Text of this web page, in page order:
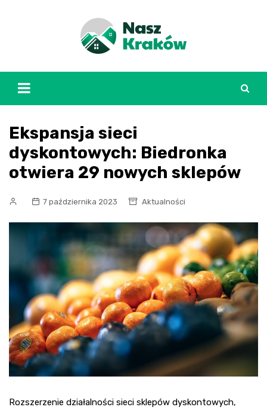
Ekspansja sieci
dyskontowych: Biedronka
otwiera 29 nowych sklepów
7 października 2023 Aktualności
Rozszerzenie działalności sieci sklepów dyskontowych,